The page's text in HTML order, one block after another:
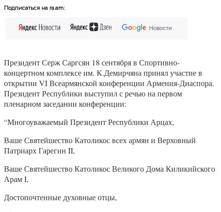
Подписаться на ra.am:
Президент Серж Саргсян 18 сентября в Спортивно-
концертном комплексе им. К.Демирчяна принял участие в
открытии VI Всеармянской конференции Армения-Диаспора.
Президент Республики выступил с речью на первом
пленарном заседании конференции:
“Многоуважаемый Президент Республики Арцах,
Ваше Святейшество Католикос всех армян и Верховный
Патриарх Гарегин II,
Ваше Святейшество Католикос Великого Дома Киликийского
Арам I,
Достопочтенные духовные отцы,